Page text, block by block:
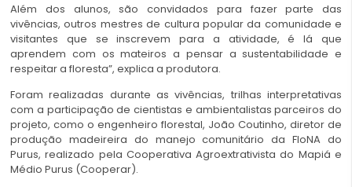
Além dos alunos, são convidados para fazer parte das
vivências, outros mestres de cultura popular da comunidade e
visitantes que se inscrevem para a atividade, é lá que
aprendem com os mateiros a pensar a sustentabilidade e
respeitar a floresta”, explica a produtora.
Foram realizadas durante as vivências, trilhas interpretativas
com a participação de cientistas e ambientalistas parceiros do
projeto, como o engenheiro florestal, João Coutinho, diretor de
produção madeireira do manejo comunitário da FloNA do
Purus, realizado pela Cooperativa Agroextrativista do Mapiá e
Médio Purus (Cooperar).